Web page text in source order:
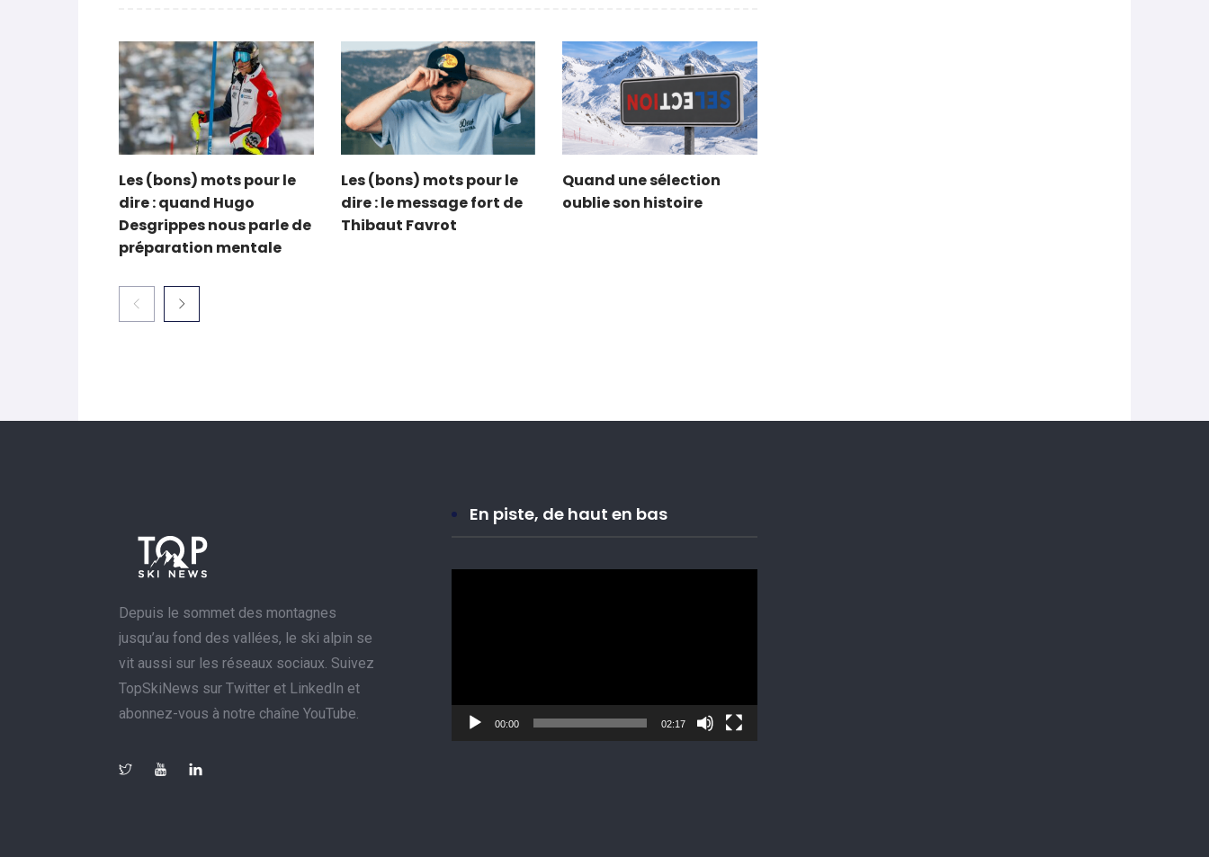
Les (bons) mots pour le
dire : quand Hugo
Desgrippes nous parle de
préparation mentale
Les (bons) mots pour le
dire : le message fort de
Thibaut Favrot
Quand une sélection
oublie son histoire
Depuis le sommet des montagnes
jusqu’au fond des vallées, le ski alpin se
vit aussi sur les réseaux sociaux. Suivez
TopSkiNews sur Twitter et LinkedIn et
abonnez-vous à notre chaîne YouTube.
En piste, de haut en bas
00:00 02:17